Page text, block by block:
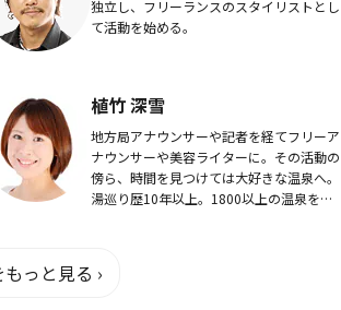
独立し、フリーランスのスタイリストとし
て活動を始める。
植竹 深雪
地方局アナウンサーや記者を経てフリーア
ナウンサーや美容ライターに。その活動の
傍ら、時間を見つけては大好きな温泉へ。
湯巡り歴10年以上。1800以上の温泉を巡
っと見る ›